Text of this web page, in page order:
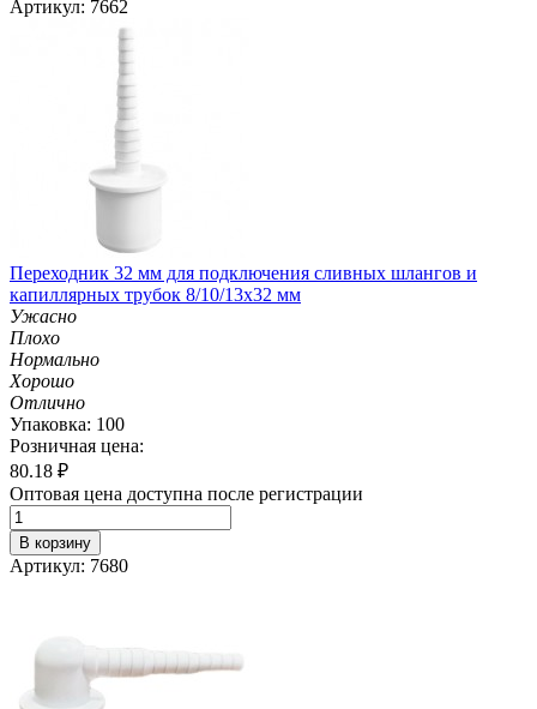
Артикул: 7662
Переходник 32 мм для подключения сливных шлангов и
капиллярных трубок 8/10/13х32 мм
Ужасно
Плохо
Нормально
Хорошо
Отлично
Упаковка: 100
Розничная цена:
80.18 ₽
Оптовая цена доступна после регистрации
В корзину
Артикул: 7680